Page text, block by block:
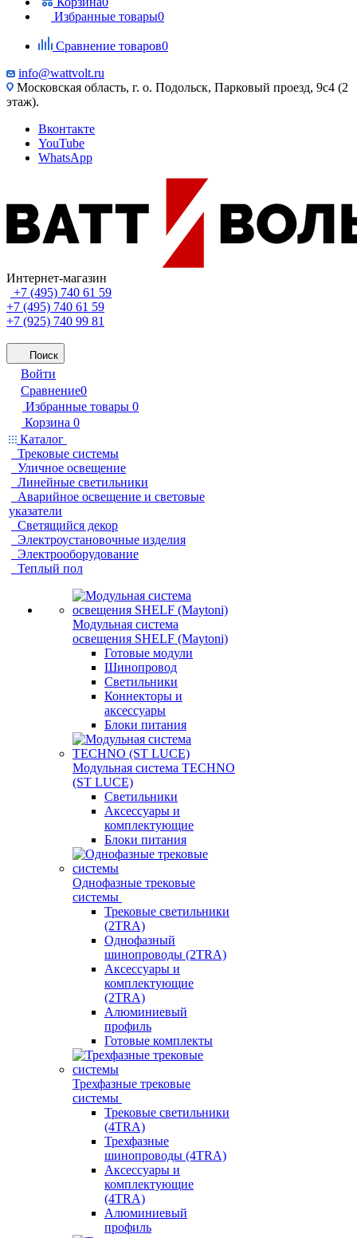
Избранные товары0
Сравнение товаров0
info@wattvolt.ru
Московская область, г. о. Подольск, Парковый проезд, 9с4 (2
этаж).
Вконтакте
YouTube
WhatsApp
Интернет-магазин
+7 (495) 740 61 59
+7 (495) 740 61 59
+7 (925) 740 99 81
Поиск
Войти
Сравнение0
Избранные товары 0
Корзина 0
Каталог
Трековые системы
Уличное освещение
Линейные светильники
Аварийное освещение и световые
указатели
Светящийся декор
Электроустановочные изделия
Электрооборудование
Теплый пол
Модульная система
освещения SHELF (Maytoni)
Готовые модули
Шинопровод
Светильники
Коннекторы и
аксессуары
Блоки питания
Модульная система TECHNO
(ST LUCE)
Светильники
Аксессуары и
комплектующие
Блоки питания
Однофазные трековые
системы
Трековые светильники
(2TRA)
Однофазный
шинопроводы (2TRA)
Аксессуары и
комплектующие
(2TRA)
Алюминиевый
профиль
Готовые комплекты
Трехфазные трековые
системы
Трековые светильники
(4TRA)
Трехфазные
шинопроводы (4TRA)
Аксессуары и
комплектующие
(4TRA)
Алюминиевый
профиль